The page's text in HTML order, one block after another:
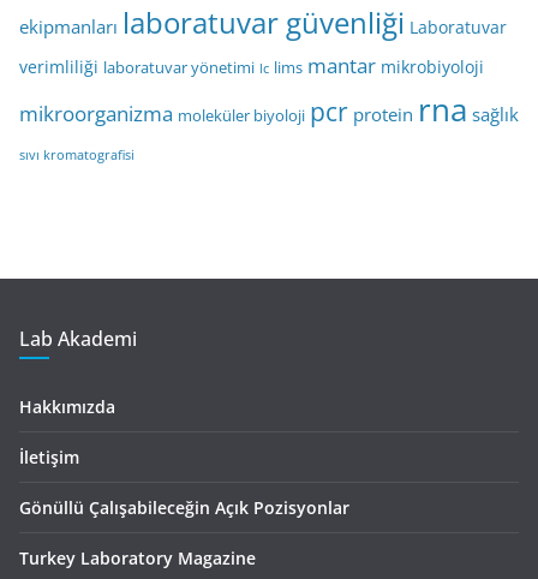
ekipmanları laboratuvar güvenliği Laboratuvar
verimliliği laboratuvar yönetimi lc lims mantar mikrobiyoloji
mikroorganizma moleküler biyoloji pcr protein rna sağlık
sıvı kromatografisi
Lab Akademi
Hakkımızda
İletişim
Gönüllü Çalışabileceğin Açık Pozisyonlar
Turkey Laboratory Magazine